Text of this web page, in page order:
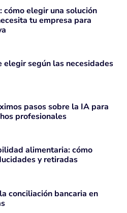
elegir una solución
tu empresa para
elegir según las necesidades
pasos sobre la IA para
profesionales
alimentaria: cómo
y retiradas
conciliación bancaria en